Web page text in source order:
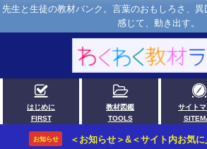
先生と生徒の教材バンク。言葉のおもしろさ、異
感じて、動き出す。
はじめに
FIRST
教材図鑑
TOOLS
サイト
お知らせ ＜お知らせ＞&＜サイト内お気